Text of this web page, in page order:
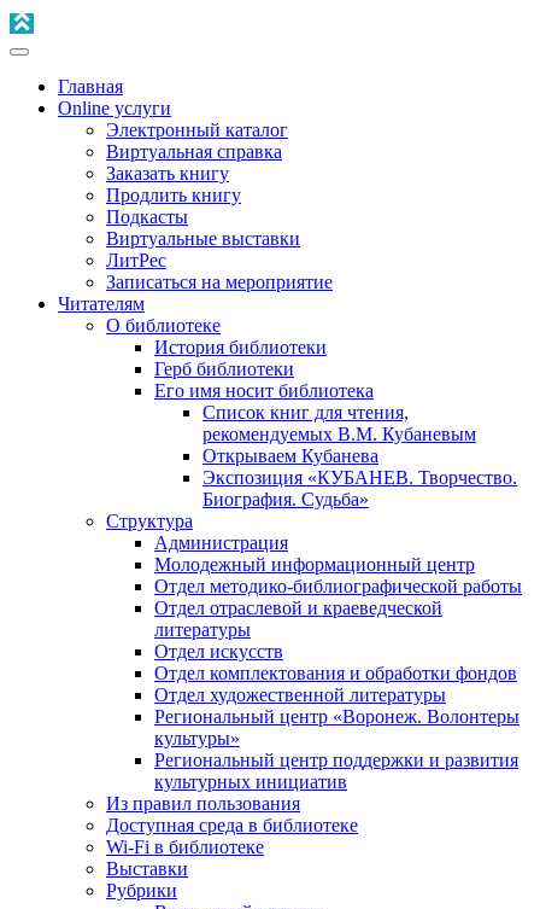
Главная
Online услуги
Электронный каталог
Виртуальная справка
Заказать книгу
Продлить книгу
Подкасты
Виртуальные выставки
ЛитРес
Записаться на мероприятие
Читателям
О библиотеке
История библиотеки
Герб библиотеки
Его имя носит библиотека
Список книг для чтения,
рекомендуемых В.М. Кубаневым
Открываем Кубанева
Экспозиция «КУБАНЕВ. Творчество.
Биография. Судьба»
Структура
Администрация
Молодежный информационный центр
Отдел методико-библиографической работы
Отдел отраслевой и краеведческой
литературы
Отдел искусств
Отдел комплектования и обработки фондов
Отдел художественной литературы
Региональный центр «Воронеж. Волонтеры
культуры»
Региональный центр поддержки и развития
культурных инициатив
Из правил пользования
Доступная среда в библиотеке
Wi-Fi в библиотеке
Выставки
Рубрики